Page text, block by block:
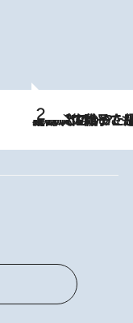
2026.8.5
【阿川佐和子さんの年とる力】なぜ70代で始めた趣味は“こんなに楽しい”のか？ ピアノ、俳句…スランプに陥っても続けられる“ある秘訣”とは